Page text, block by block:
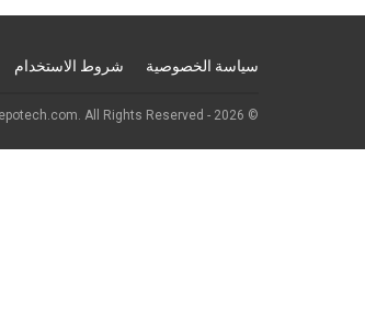
سياسة الخصوصية شروط الاستخدام
© 2026 - deepotech.com. All Rights Reserved.